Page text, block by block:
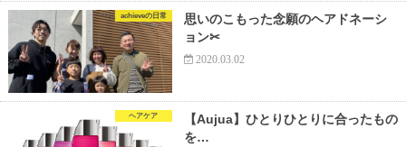
achieveの日常
思いのこもった念願のヘアドネーシ
ョン✂︎
2020.03.02
ヘアケア
【Aujua】ひとりひとりに合ったもの
を…